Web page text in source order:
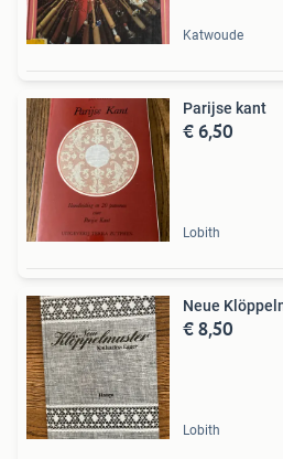
Katwoude
Parijse kant
€ 6,50
Lobith
Neue
€ 8,50
Lobith